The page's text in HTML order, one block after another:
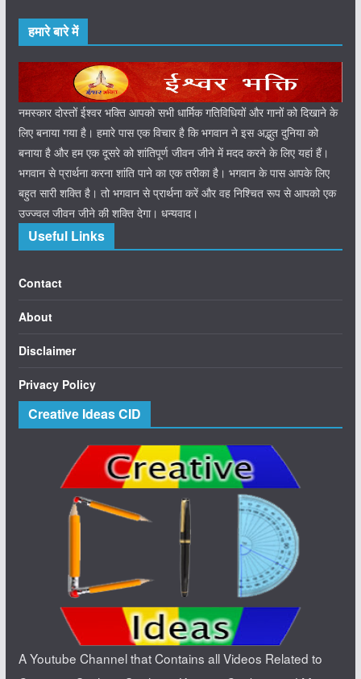
हमारे बारे में
नमस्कार दोस्तों ईश्वर भक्ति आपको सभी धार्मिक गतिविधियों और गानों को दिखाने के
लिए बनाया गया है। हमारे पास एक विचार है कि भगवान ने इस अद्भुत दुनिया को
बनाया है और हम एक दूसरे को शांतिपूर्ण जीवन जीने में मदद करने के लिए यहां हैं।
भगवान से प्रार्थना करना शांति पाने का एक तरीका है। भगवान के पास आपके लिए
बहुत सारी शक्ति है। तो भगवान से प्रार्थना करें और वह निश्चित रूप से आपको एक
उज्ज्वल जीवन जीने की शक्ति देगा। धन्यवाद।
Useful Links
Contact
About
Disclaimer
Privacy Policy
Creative Ideas CID
A Youtube Channel that Contains all Videos Related to